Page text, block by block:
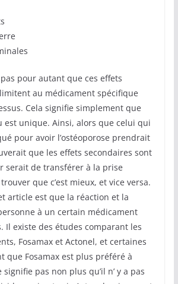
pour autant que ces effets
au médicament spécifique
Cela signifie simplement que
est unique. Ainsi, alors que celui qui
pour avoir l’ostéoporose prendrait
que les effets secondaires sont
serait de transférer à la prise
que c’est mieux, et vice versa.
article est que la réaction et la
à un certain médicament
Il existe des études comparant les
Fosamax et Actonel, et certaines
que Fosamax est plus préféré à
signifie pas non plus qu’il n’ y a pas